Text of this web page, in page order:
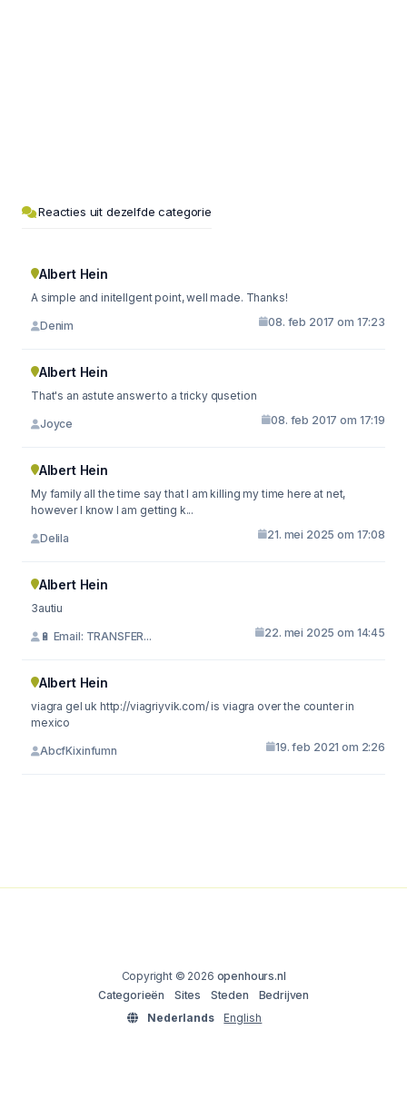
Reacties uit dezelfde categorie
Albert Hein
A simple and initellgent point, well made. Thanks!
Denim 08. feb 2017 om 17:23
Albert Hein
That's an astute answer to a tricky qusetion
Joyce 08. feb 2017 om 17:19
Albert Hein
My family all the time say that I am killing my time here at net,
however I know I am getting k...
Delila 21. mei 2025 om 17:08
Albert Hein
3autiu
🔋 Email: TRANSFER... 22. mei 2025 om 14:45
Albert Hein
viagra gel uk http://viagriyvik.com/ is viagra over the counter in
mexico
AbcfKixinfumn 19. feb 2021 om 2:26
Copyright © 2026 openhours.nl
Categorieën
Sites Steden
Bedrijven
Nederlands
English